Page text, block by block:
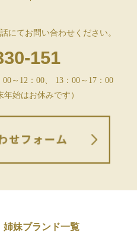
にてお問い合わせください。
151
～12：00、 13：00～17：00
年始はお休みです）
姉妹ブランド一覧